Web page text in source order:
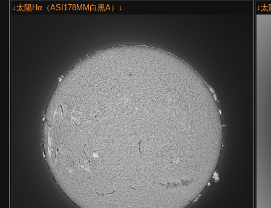
↓太陽Hα（ASI178MM白黒A）↓
↓太